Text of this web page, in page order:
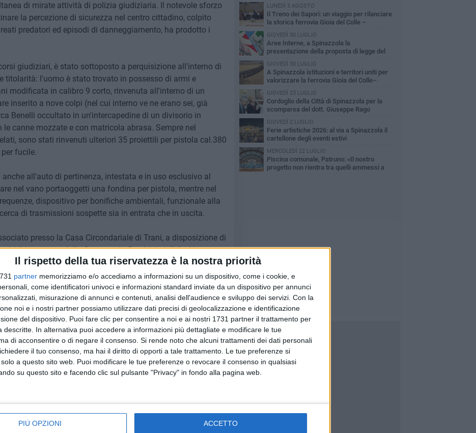
Il rispetto della tua riservatezza è la nostra priorità
partner memorizziamo e/o accediamo a informazioni su un dispositivo, come i cookie, e
come identificatori univoci e informazioni standard inviate da un dispositivo per annunci
misurazione di annunci e contenuti, analisi dell'audience e sviluppo dei servizi. Con la
noi e i nostri partner possiamo utilizzare dati precisi di geolocalizzazione e identificazione
del dispositivo. Puoi fare clic per consentire a noi e ai nostri 1731 partner il trattamento per
descritte. In alternativa puoi accedere a informazioni più dettagliate e modificare le tue
di acconsentire o di negare il consenso. Si rende noto che alcuni trattamenti dei dati personali
il tuo consenso, ma hai il diritto di opporti a tale trattamento. Le tue preferenze si
a questo sito web. Puoi modificare le tue preferenze o revocare il consenso in qualsiasi
su questo sito e facendo clic sul pulsante "Privacy" in fondo alla pagina web.
PIÙ OPZIONI ACCETTO
di mirate attività di polizia giudiziaria. Il notevole sforzo
la percezione di sicurezza nel centro cittadino, colpito
predatori ed episodi di danneggiamento, ha prodotto i
giudiziari, è stato sottoposto a perquisizione all'interno di
titolarità: l'uomo è stato trovato in possesso di armi e
modificata in calibro 9 corto, rinvenuta all'interno di un
inserito a nove colpi (nel cui interno ve ne erano sei, già
Benelli occultato in un'intercapedine di un divisorio in
le canne mozzate e con matricola abrasa. Sempre nel
sono stati rinvenuti ulteriori 35 proiettili per pistola cal.380
fucile.
all'auto di pertinenza, intestata e in uso esclusivo al
nel vano portaoggetti una fondina per pistola, mentre nel
dispositivo per bonifiche ambientali, funzionale alla
di trasmissioni sospette sia in entrata che in uscita.
presso la Casa Circondariale di Trani, a disposizione di
intrapresa dalla Compagnia Carabinieri di Andria
settimane, in supporto coi militari della Stazione di
LUNEDÌ 3 AGOSTO
Il Treno dei Sapori: un viaggio per rilanciare
la storica ferrovia Gioia del Colle –
Rocchetta Sant’Antonio
GIOVEDÌ 30 LUGLIO
Aree Interne, a Spinazzola la
presentazione della proposta di legge del
Partito Democratico
GIOVEDÌ 30 LUGLIO
A Spinazzola istituzioni e territori uniti per
valorizzare la ferrovia Gioia del Colle–
Rocchetta Sant'Antonio
GIOVEDÌ 23 LUGLIO
Cordoglio della Città di Spinazzola per la
scomparsa del dott. Giuseppe Rago
GIOVEDÌ 2 LUGLIO
Ferie artistiche 2026: al via a Spinazzola il
cartellone degli eventi estivi
MERCOLEDÌ 22 LUGLIO
Piscina comunale, Patruno: «Il nostro
progetto non rientra tra quelli ammessi a